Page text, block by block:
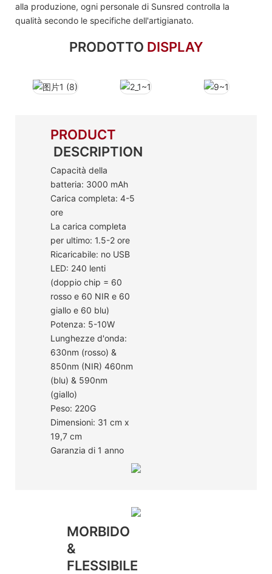
alla produzione, ogni personale di Sunsred controlla la
qualità secondo le specifiche dell'artigianato.
PRODOTTO DISPLAY
PRODUCT
DESCRIPTION
Capacità della
batteria: 3000 mAh
Carica completa: 4-5
ore
La carica completa
per ultimo: 1.5-2 ore
Ricaricabile: no USB
LED: 240 lenti
(doppio chip = 60
rosso e 60 NIR e 60
giallo e 60 blu)
Potenza: 5-10W
Lunghezze d'onda:
630nm (rosso) &
850nm (NIR) 460nm
(blu) & 590nm
(giallo)
Peso: 220G
Dimensioni: 31 cm x
19,7 cm
Garanzia di 1 anno
MORBIDO
&
FLESSIBILE